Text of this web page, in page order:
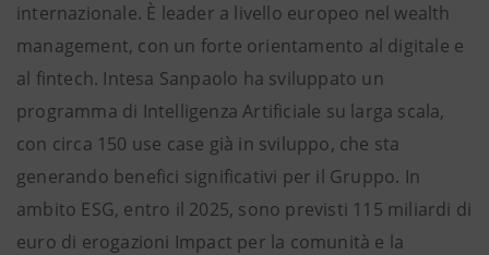
internazionale. È leader a livello europeo nel wealth
management, con un forte orientamento al digitale e
al fintech. Intesa Sanpaolo ha sviluppato un
programma di Intelligenza Artificiale su larga scala,
con circa 150 use case già in sviluppo, che sta
generando benefici significativi per il Gruppo. In
ambito ESG, entro il 2025, sono previsti 115 miliardi di
euro di erogazioni Impact per la comunità e la